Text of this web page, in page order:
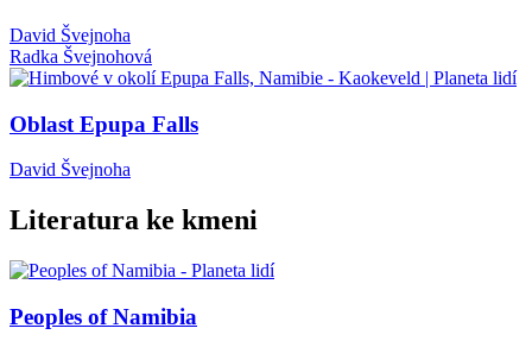
David Švejnoha
Radka Švejnohová
Oblast Epupa Falls
David Švejnoha
Literatura ke kmeni
Peoples of Namibia